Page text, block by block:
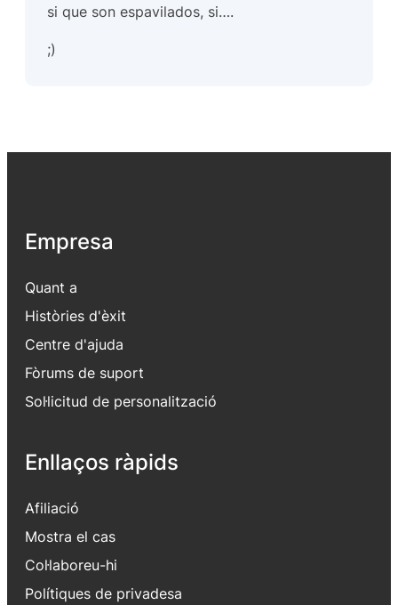
si que son espavilados, si….
;)
Empresa
Quant a
Històries d'èxit
Centre d'ajuda
Fòrums de suport
Sol·licitud de personalització
Enllaços ràpids
Afiliació
Mostra el cas
Col·laboreu-hi
Polítiques de privadesa